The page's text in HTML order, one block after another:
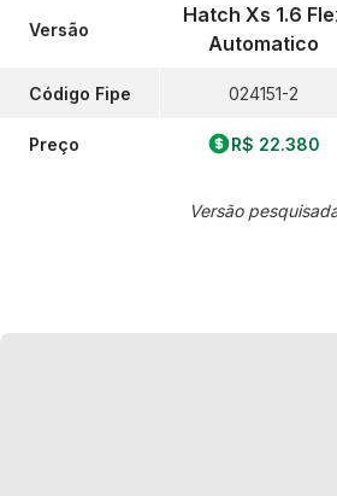
Versão
Código Fipe
Preço
Hatch Xs 1.6
Automatico
024151-2
R$ 22.380
Versão